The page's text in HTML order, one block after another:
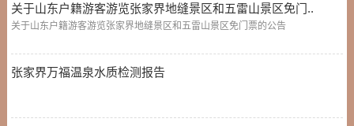
关于山东户籍游客游览张家界地缝景区和五雷山景区免门..
关于山东户籍游客游览张家界地缝景区和五雷山景区免门票的公告
张家界万福温泉水质检测报告